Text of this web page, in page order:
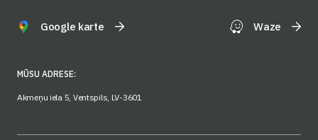
Google karte Waze
MŪSU ADRESE:
Akmeņu iela 5, Ventspils, LV-3601